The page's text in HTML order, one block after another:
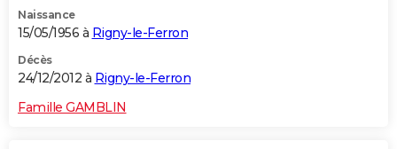
Naissance
15/05/1956 à Rigny-le-Ferron
Décès
24/12/2012 à Rigny-le-Ferron
Famille GAMBLIN